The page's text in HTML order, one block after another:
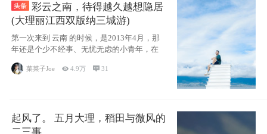
彩云之南，待得越久越想隐居
(大理丽江西双版纳三城游)
第一次来到 云南 的时候，是2013年4月，那
年还是个少不经事、无忧无虑的小青年，在
菜菜子Joe 4.9万  31
起风了。 五月大理，稻田与微风的